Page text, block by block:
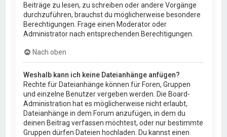
Beiträge zu lesen, zu schreiben oder andere Vorgänge
durchzuführen, brauchst du möglicherweise besondere
Berechtigungen. Frage einen Moderator oder
Administrator nach entsprechenden Berechtigungen.
Nach oben
Weshalb kann ich keine Dateianhänge anfügen?
Rechte für Dateianhänge können für Foren, Gruppen
und einzelne Benutzer vergeben werden. Die Board-
Administration hat es möglicherweise nicht erlaubt,
Dateianhänge in dem Forum anzufügen, in dem du
deinen Beitrag verfassen möchtest, oder nur bestimmte
Gruppen dürfen Dateien hochladen. Du kannst einen